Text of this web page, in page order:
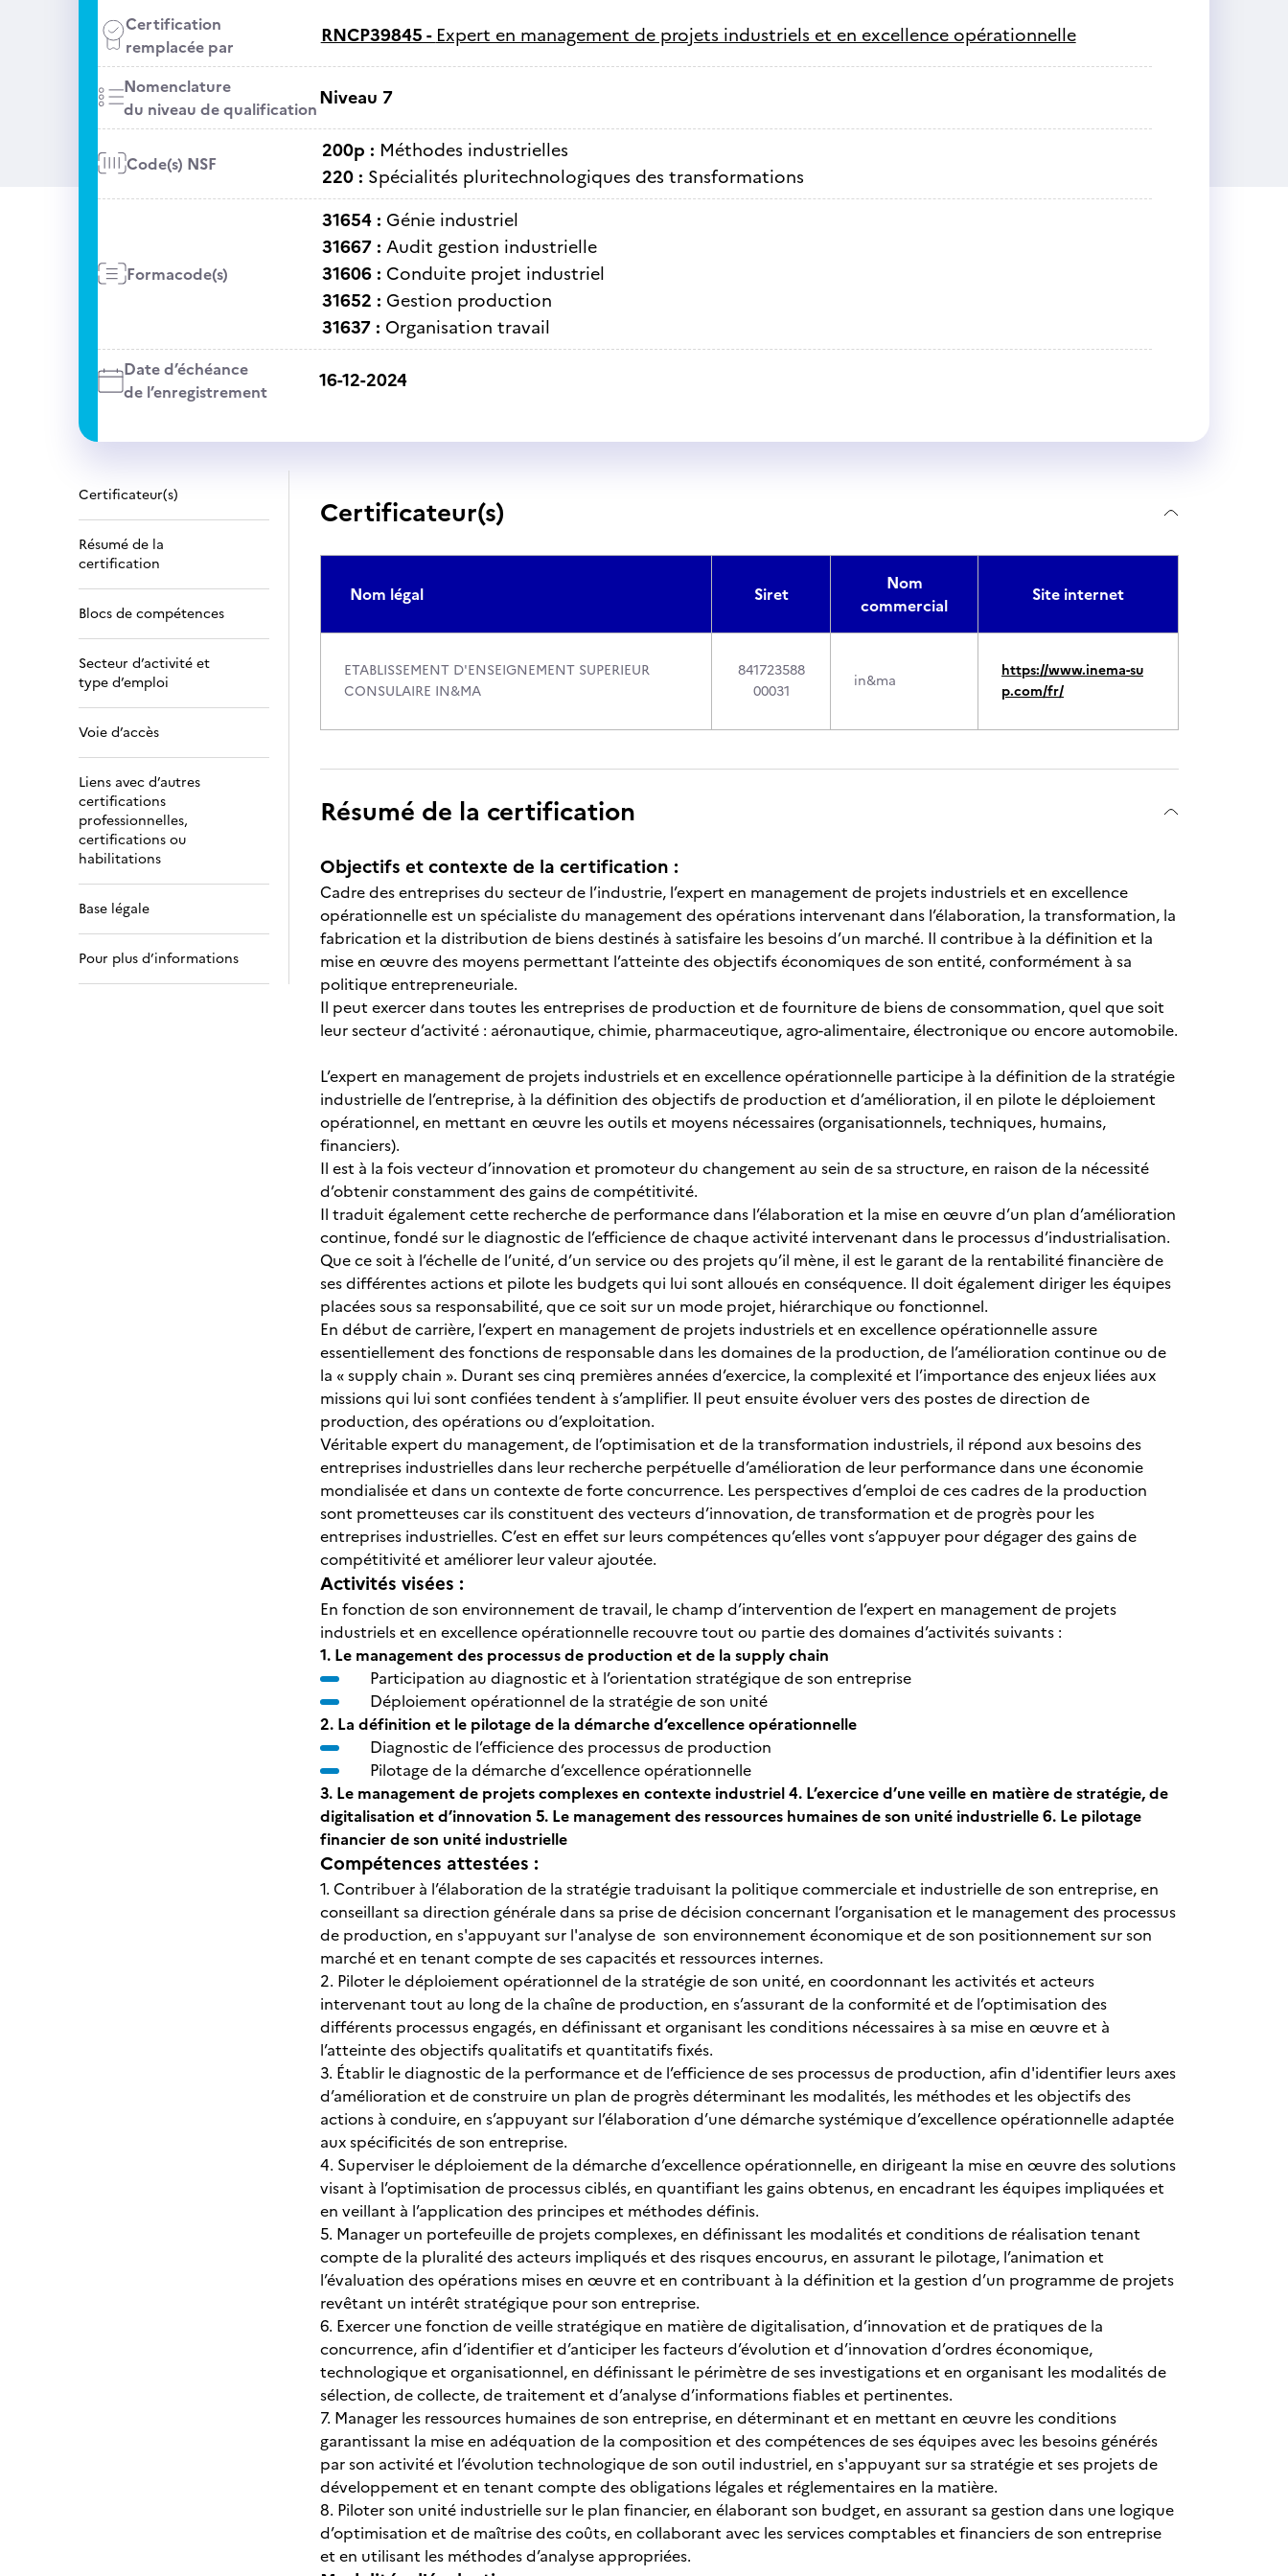
Certification
remplacée par
RNCP39845 - Expert en management de projets industriels et en excellence opérationnelle
Nomenclature
du niveau de qualificationNiveau 7
Code(s) NSF
200p : Méthodes industrielles
220 : Spécialités pluritechnologiques des transformations
Formacode(s)
31654 : Génie industriel
31667 : Audit gestion industrielle
31606 : Conduite projet industriel
31652 : Gestion production
31637 : Organisation travail
Date d’échéance
de l’enregistrement
16-12-2024
Certificateur(s)
Résumé de la
certification
Blocs de compétences
Secteur d’activité et
type d’emploi
Voie d’accès
Liens avec d’autres
certifications
professionnelles,
certifications ou
habilitations
Base légale
Pour plus d’informations
Certificateur(s)
Nom légal Siret
Nom
commercial
Site internet
ETABLISSEMENT D'ENSEIGNEMENT SUPERIEUR
CONSULAIRE IN&MA
841723588
00031
in&ma
https://www.inema-su
p.com/fr/
Résumé de la certification
Objectifs et contexte de la certification :
Cadre des entreprises du secteur de l’industrie, l’expert en management de projets industriels et en excellence
opérationnelle est un spécialiste du management des opérations intervenant dans l’élaboration, la transformation, la
fabrication et la distribution de biens destinés à satisfaire les besoins d’un marché. Il contribue à la définition et la
mise en œuvre des moyens permettant l’atteinte des objectifs économiques de son entité, conformément à sa
politique entrepreneuriale.
Il peut exercer dans toutes les entreprises de production et de fourniture de biens de consommation, quel que soit
leur secteur d’activité : aéronautique, chimie, pharmaceutique, agro-alimentaire, électronique ou encore automobile.
L’expert en management de projets industriels et en excellence opérationnelle participe à la définition de la stratégie
industrielle de l’entreprise, à la définition des objectifs de production et d’amélioration, il en pilote le déploiement
opérationnel, en mettant en œuvre les outils et moyens nécessaires (organisationnels, techniques, humains,
financiers).
Il est à la fois vecteur d’innovation et promoteur du changement au sein de sa structure, en raison de la nécessité
d’obtenir constamment des gains de compétitivité.
Il traduit également cette recherche de performance dans l’élaboration et la mise en œuvre d’un plan d’amélioration
continue, fondé sur le diagnostic de l’efficience de chaque activité intervenant dans le processus d’industrialisation.
Que ce soit à l’échelle de l’unité, d’un service ou des projets qu’il mène, il est le garant de la rentabilité financière de
ses différentes actions et pilote les budgets qui lui sont alloués en conséquence. Il doit également diriger les équipes
placées sous sa responsabilité, que ce soit sur un mode projet, hiérarchique ou fonctionnel.
En début de carrière, l’expert en management de projets industriels et en excellence opérationnelle assure
essentiellement des fonctions de responsable dans les domaines de la production, de l’amélioration continue ou de
la « supply chain ». Durant ses cinq premières années d’exercice, la complexité et l’importance des enjeux liées aux
missions qui lui sont confiées tendent à s’amplifier. Il peut ensuite évoluer vers des postes de direction de
production, des opérations ou d’exploitation.
Véritable expert du management, de l’optimisation et de la transformation industriels, il répond aux besoins des
entreprises industrielles dans leur recherche perpétuelle d’amélioration de leur performance dans une économie
mondialisée et dans un contexte de forte concurrence. Les perspectives d’emploi de ces cadres de la production
sont prometteuses car ils constituent des vecteurs d’innovation, de transformation et de progrès pour les
entreprises industrielles. C’est en effet sur leurs compétences qu’elles vont s’appuyer pour dégager des gains de
compétitivité et améliorer leur valeur ajoutée.
Activités visées :
En fonction de son environnement de travail, le champ d’intervention de l’expert en management de projets
industriels et en excellence opérationnelle recouvre tout ou partie des domaines d’activités suivants :
1. Le management des processus de production et de la supply chain
Participation au diagnostic et à l’orientation stratégique de son entreprise
Déploiement opérationnel de la stratégie de son unité
2. La définition et le pilotage de la démarche d’excellence opérationnelle
Diagnostic de l’efficience des processus de production
Pilotage de la démarche d’excellence opérationnelle
3. Le management de projets complexes en contexte industriel4. L’exercice d’une veille en matière de stratégie, de
digitalisation et d’innovation 5. Le management des ressources humaines de son unité industrielle6. Le pilotage
financier de son unité industrielle
Compétences attestées :
1. Contribuer à l’élaboration de la stratégie traduisant la politique commerciale et industrielle de son entreprise, en
conseillant sa direction générale dans sa prise de décision concernant l’organisation et le management des processus
de production, en s'appuyant sur l'analyse de son environnement économique et de son positionnement sur son
marché et en tenant compte de ses capacités et ressources internes.
2. Piloter le déploiement opérationnel de la stratégie de son unité, en coordonnant les activités et acteurs
intervenant tout au long de la chaîne de production, en s’assurant de la conformité et de l’optimisation des
différents processus engagés, en définissant et organisant les conditions nécessaires à sa mise en œuvre et à
l’atteinte des objectifs qualitatifs et quantitatifs fixés.
3. Établir le diagnostic de la performance et de l’efficience de ses processus de production, afin d'identifier leurs axes
d’amélioration et de construire un plan de progrès déterminant les modalités, les méthodes et les objectifs des
actions à conduire, en s’appuyant sur l’élaboration d’une démarche systémique d’excellence opérationnelle adaptée
aux spécificités de son entreprise.
4. Superviser le déploiement de la démarche d’excellence opérationnelle, en dirigeant la mise en œuvre des solutions
visant à l’optimisation de processus ciblés, en quantifiant les gains obtenus, en encadrant les équipes impliquées et
en veillant à l’application des principes et méthodes définis.
5. Manager un portefeuille de projets complexes, en définissant les modalités et conditions de réalisation tenant
compte de la pluralité des acteurs impliqués et des risques encourus, en assurant le pilotage, l’animation et
l’évaluation des opérations mises en œuvre et en contribuant à la définition et la gestion d’un programme de projets
revêtant un intérêt stratégique pour son entreprise.
6. Exercer une fonction de veille stratégique en matière de digitalisation, d’innovation et de pratiques de la
concurrence, afin d’identifier et d’anticiper les facteurs d’évolution et d’innovation d’ordres économique,
technologique et organisationnel, en définissant le périmètre de ses investigations et en organisant les modalités de
sélection, de collecte, de traitement et d’analyse d’informations fiables et pertinentes.
7. Manager les ressources humaines de son entreprise, en déterminant et en mettant en œuvre les conditions
garantissant la mise en adéquation de la composition et des compétences de ses équipes avec les besoins générés
par son activité et l’évolution technologique de son outil industriel, en s'appuyant sur sa stratégie et ses projets de
développement et en tenant compte des obligations légales et réglementaires en la matière.
8. Piloter son unité industrielle sur le plan financier, en élaborant son budget, en assurant sa gestion dans une logique
d’optimisation et de maîtrise des coûts, en collaborant avec les services comptables et financiers de son entreprise
et en utilisant les méthodes d’analyse appropriées.